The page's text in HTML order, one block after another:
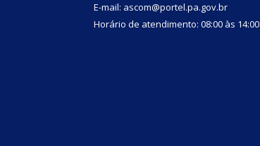
E-mail: ascom@portel.pa.gov.br
Horário de atendimento: 08:00 às 14:00